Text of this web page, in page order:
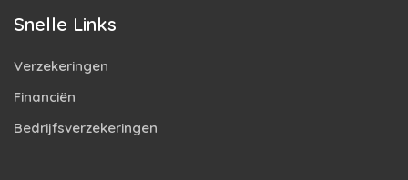
Snelle Links
Verzekeringen
Financiën
Bedrijfsverzekeringen